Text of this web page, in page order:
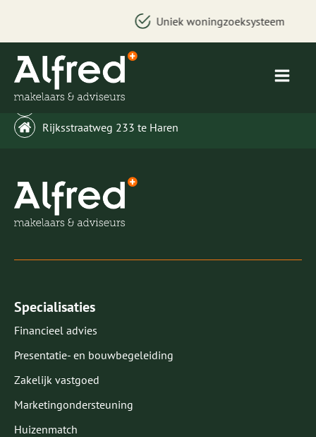
Uniek woningzoeksysteem
Rijksstraatweg 233 te Haren
Specialisaties
Financieel advies
Presentatie- en bouwbegeleiding
Zakelijk vastgoed
Marketingondersteuning
Huizenmatch